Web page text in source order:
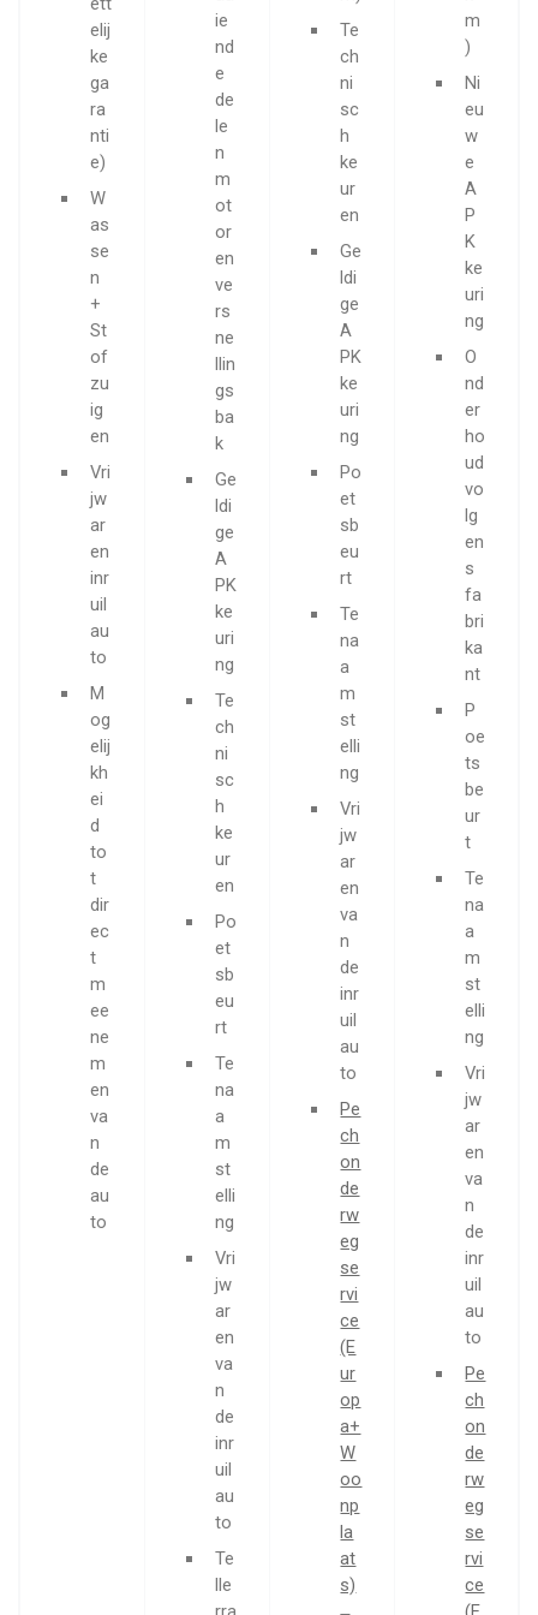
elij
ke
ga
ra
nti
e)
W
as
se
n
+
St
of
zu
ig
en
Vri
jw
ar
en
inr
uil
au
to
M
og
elij
kh
ei
d
to
t
dir
ec
t
m
ee
ne
m
en
va
n
de
au
to
ie
nd
e
de
le
n
m
ot
or
en
ve
rs
ne
llin
gs
ba
k
Ge
ldi
ge
A
PK
ke
uri
ng
Te
ch
ni
sc
h
ke
ur
en
Po
et
sb
eu
rt
Te
na
a
m
st
elli
ng
Vri
jw
ar
en
va
n
de
inr
uil
au
to
Te
lle
Te
ch
ni
sc
h
ke
ur
en
Ge
ldi
ge
A
PK
ke
uri
ng
Po
et
sb
eu
rt
Te
na
a
m
st
elli
ng
Vri
jw
ar
en
va
n
de
inr
uil
au
to
Pe
ch
on
de
rw
eg
se
rvi
ce
(E
ur
op
a+
W
oo
np
la
at
s)
m
)
Ni
eu
w
e
A
P
K
ke
uri
ng
O
nd
er
ho
ud
vo
lg
en
s
fa
bri
ka
nt
P
oe
ts
be
ur
t
Te
na
a
m
st
elli
ng
Vri
jw
ar
en
va
n
de
inr
uil
au
to
Pe
ch
on
de
rw
eg
se
rvi
ce